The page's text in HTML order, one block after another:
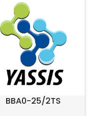
BBA0-25/2TS